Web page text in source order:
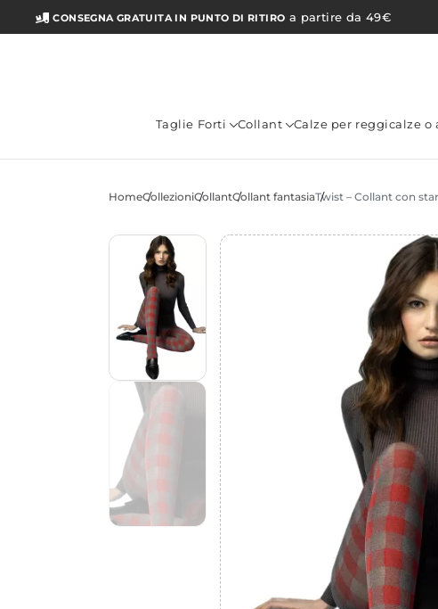
CONSEGNA GRATUITA IN PUNTO DI RITIRO a partire da 49€
Taglie Forti Collant Calze per reggicalze o
HomeCollezioniCollantCollant fantasiaTwist – Collant con